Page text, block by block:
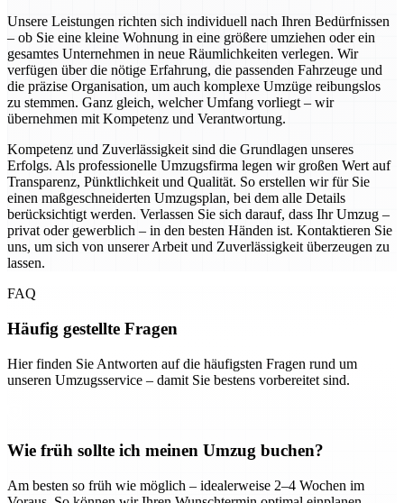
Unsere Leistungen richten sich individuell nach Ihren Bedürfnissen
– ob Sie eine kleine Wohnung in eine größere umziehen oder ein
gesamtes Unternehmen in neue Räumlichkeiten verlegen. Wir
verfügen über die nötige Erfahrung, die passenden Fahrzeuge und
die präzise Organisation, um auch komplexe Umzüge reibungslos
zu stemmen. Ganz gleich, welcher Umfang vorliegt – wir
übernehmen mit Kompetenz und Verantwortung.
Kompetenz und Zuverlässigkeit sind die Grundlagen unseres
Erfolgs. Als professionelle Umzugsfirma legen wir großen Wert auf
Transparenz, Pünktlichkeit und Qualität. So erstellen wir für Sie
einen maßgeschneiderten Umzugsplan, bei dem alle Details
berücksichtigt werden. Verlassen Sie sich darauf, dass Ihr Umzug –
privat oder gewerblich – in den besten Händen ist. Kontaktieren Sie
uns, um sich von unserer Arbeit und Zuverlässigkeit überzeugen zu
lassen.
FAQ
Häufig gestellte Fragen
Hier finden Sie Antworten auf die häufigsten Fragen rund um
unseren Umzugsservice – damit Sie bestens vorbereitet sind.
Wie früh sollte ich meinen Umzug buchen?
Am besten so früh wie möglich – idealerweise 2–4 Wochen im